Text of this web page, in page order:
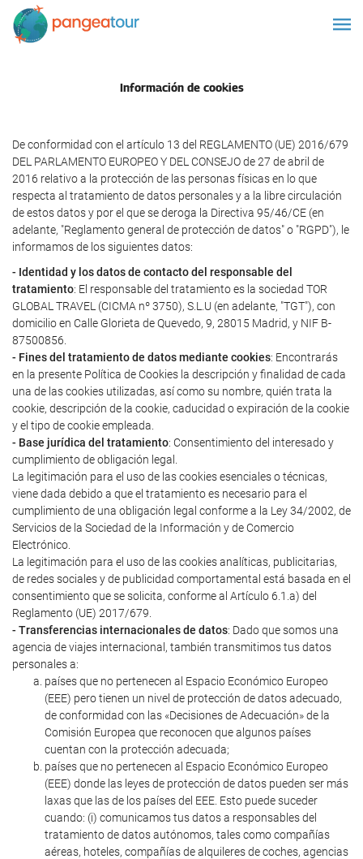
Información de cookies
De conformidad con el artículo 13 del REGLAMENTO (UE) 2016/679
DEL PARLAMENTO EUROPEO Y DEL CONSEJO de 27 de abril de
2016 relativo a la protección de las personas físicas en lo que
respecta al tratamiento de datos personales y a la libre circulación
de estos datos y por el que se deroga la Directiva 95/46/CE (en
adelante, "Reglamento general de protección de datos" o "RGPD"), le
informamos de los siguientes datos:
- Identidad y los datos de contacto del responsable del
tratamiento: El responsable del tratamiento es la sociedad TOR
GLOBAL TRAVEL (CICMA nº 3750), S.L.U (en adelante, "TGT"), con
domicilio en Calle Glorieta de Quevedo, 9, 28015 Madrid, y NIF B-
87500856.
- Fines del tratamiento de datos mediante cookies: Encontrarás
en la presente Política de Cookies la descripción y finalidad de cada
una de las cookies utilizadas, así como su nombre, quién trata la
cookie, descripción de la cookie, caducidad o expiración de la cookie
y el tipo de cookie empleada.
- Base jurídica del tratamiento: Consentimiento del interesado y
cumplimiento de obligación legal.
La legitimación para el uso de las cookies esenciales o técnicas,
viene dada debido a que el tratamiento es necesario para el
cumplimiento de una obligación legal conforme a la Ley 34/2002, de
Servicios de la Sociedad de la Información y de Comercio
Electrónico.
La legitimación para el uso de las cookies analíticas, publicitarias,
de redes sociales y de publicidad comportamental está basada en el
consentimiento que se solicita, conforme al Artículo 6.1.a) del
Reglamento (UE) 2017/679.
- Transferencias internacionales de datos: Dado que somos una
agencia de viajes internacional, también transmitimos tus datos
personales a:
países que no pertenecen al Espacio Económico Europeo
(EEE) pero tienen un nivel de protección de datos adecuado,
de conformidad con las «Decisiones de Adecuación» de la
Comisión Europea que reconocen que algunos países
cuentan con la protección adecuada;
países que no pertenecen al Espacio Económico Europeo
(EEE) donde las leyes de protección de datos pueden ser más
laxas que las de los países del EEE. Esto puede suceder
cuando: (i) comunicamos tus datos a responsables del
tratamiento de datos autónomos, tales como compañías
aéreas, hoteles, compañías de alquileres de coches, agencias